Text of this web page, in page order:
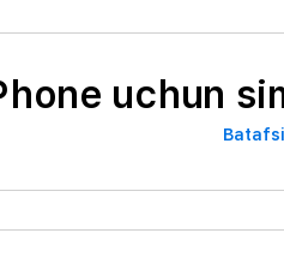
uchun
Batafsil